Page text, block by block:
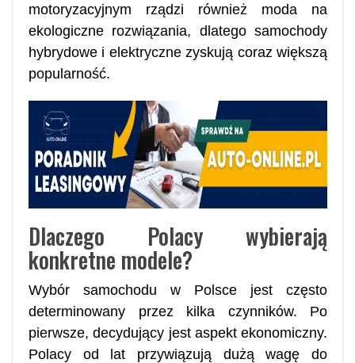
motoryzacyjnym rządzi również moda na
ekologiczne rozwiązania, dlatego samochody
hybrydowe i elektryczne zyskują coraz większą
popularność.
Dlaczego Polacy wybierają
konkretne modele?
Wybór samochodu w Polsce jest często
determinowany przez kilka czynników. Po
pierwsze, decydujący jest aspekt ekonomiczny.
Polacy od lat przywiązują dużą wagę do